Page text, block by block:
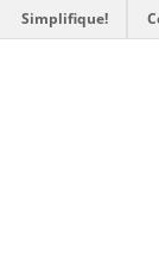
Simplifique!
de